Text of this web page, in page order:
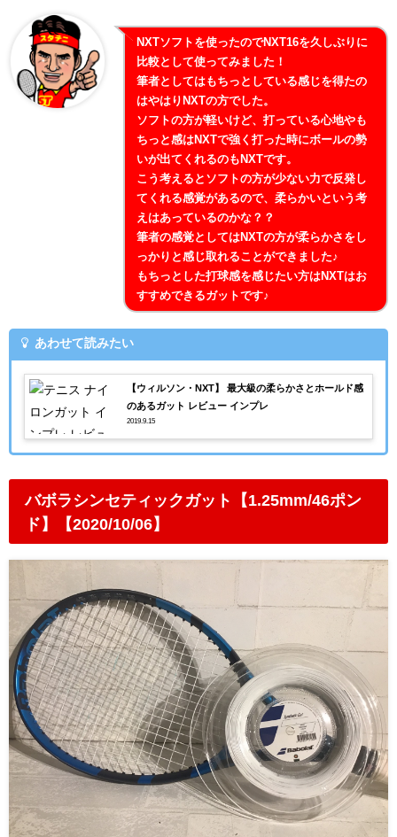
NXTソフトを使ったのでNXT16を久しぶりに
比較として使ってみました！
筆者としてはもちっとしている感じを得たの
はやはりNXTの方でした。
ソフトの方が軽いけど、打っている心地やも
ちっと感はNXTで強く打った時にボールの勢
いが出てくれるのもNXTです。
こう考えるとソフトの方が少ない力で反発し
てくれる感覚があるので、柔らかいという考
えはあっているのかな？？
筆者の感覚としてはNXTの方が柔らかさをし
っかりと感じ取れることができました♪
もちっとした打球感を感じたい方はNXTはお
すすめできるガットです♪
あわせて読みたい
【ウィルソン・NXT】 最大級の柔らかさとホールド感
のあるガット レビュー インプレ
2019.9.15
バボラシンセティックガット【1.25mm/46ポン
ド】【2020/10/06】